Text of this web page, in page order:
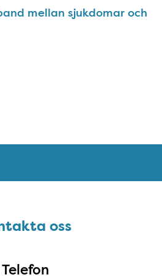
mellan sjukdomar och
oss
Telefon